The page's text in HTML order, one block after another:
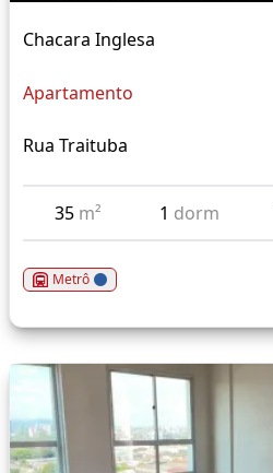
Chacara Inglesa
Apartamento
Rua Traituba
35 m² 1 dorm
Metrô